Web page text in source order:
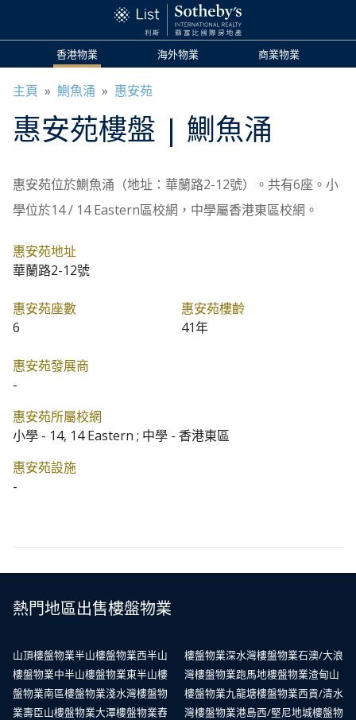
香港物業 海外物業 商業物業
主頁 » 鰂魚涌 » 惠安苑
惠安苑樓盤 | 鰂魚涌
惠安苑位於鰂魚涌（地址：華蘭路2-12號）。共有6座。小
學位於14 / 14 Eastern區校網，中學屬香港東區校網。
惠安苑地址
華蘭路2-12號
惠安苑座數
6
惠安苑樓齡
41年
惠安苑發展商
-
惠安苑所屬校網
小學 - 14, 14 Eastern ; 中學 - 香港東區
惠安苑設施
-
熱門地區出售樓盤物業
山頂樓盤物業半山樓盤物業西半山
樓盤物業中半山樓盤物業東半山樓
盤物業南區樓盤物業淺水灣樓盤物
業壽臣山樓盤物業大潭樓盤物業舂
樓盤物業深水灣樓盤物業石澳/大浪
灣樓盤物業跑馬地樓盤物業渣甸山
樓盤物業九龍塘樓盤物業西貢/清水
灣樓盤物業港島西/堅尼地城樓盤物